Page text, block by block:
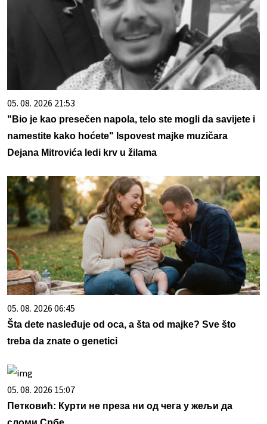
05. 08. 2026 21:53
"Bio je kao presečen napola, telo ste mogli da savijete i
namestite kako hoćete" Ispovest majke muzičara
Dejana Mitrovića ledi krv u žilama
05. 08. 2026 06:45
Šta dete nasleđuje od oca, a šta od majke? Sve što
treba da znate o genetici
05. 08. 2026 15:07
Петковић: Курти не преза ни од чега у жељи да